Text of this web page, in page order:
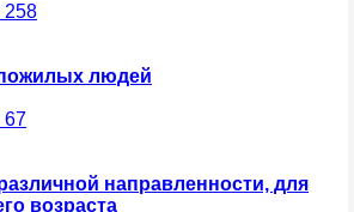
258
людей
67
направленности, для
возраста